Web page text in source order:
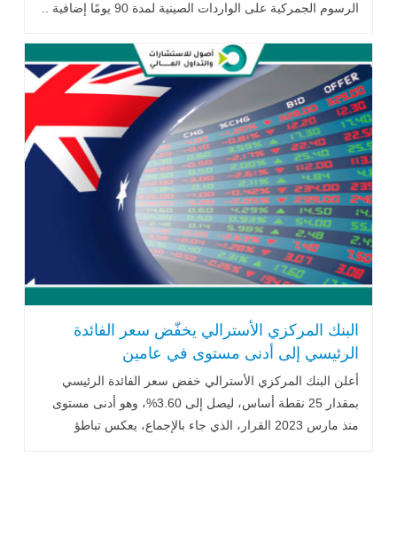
الرسوم الجمركية على الواردات الصينية لمدة 90 يومًا إضافية ..
البنك المركزي الأسترالي يخفّض سعر الفائدة
الرئيسي إلى أدنى مستوى في عامين
أعلن البنك المركزي الأسترالي خفض سعر الفائدة الرئيسي
بمقدار 25 نقطة أساس، ليصل إلى 3.60%، وهو أدنى مستوى
منذ مارس 2023 القرار، الذي جاء بالإجماع، يعكس تباطؤ